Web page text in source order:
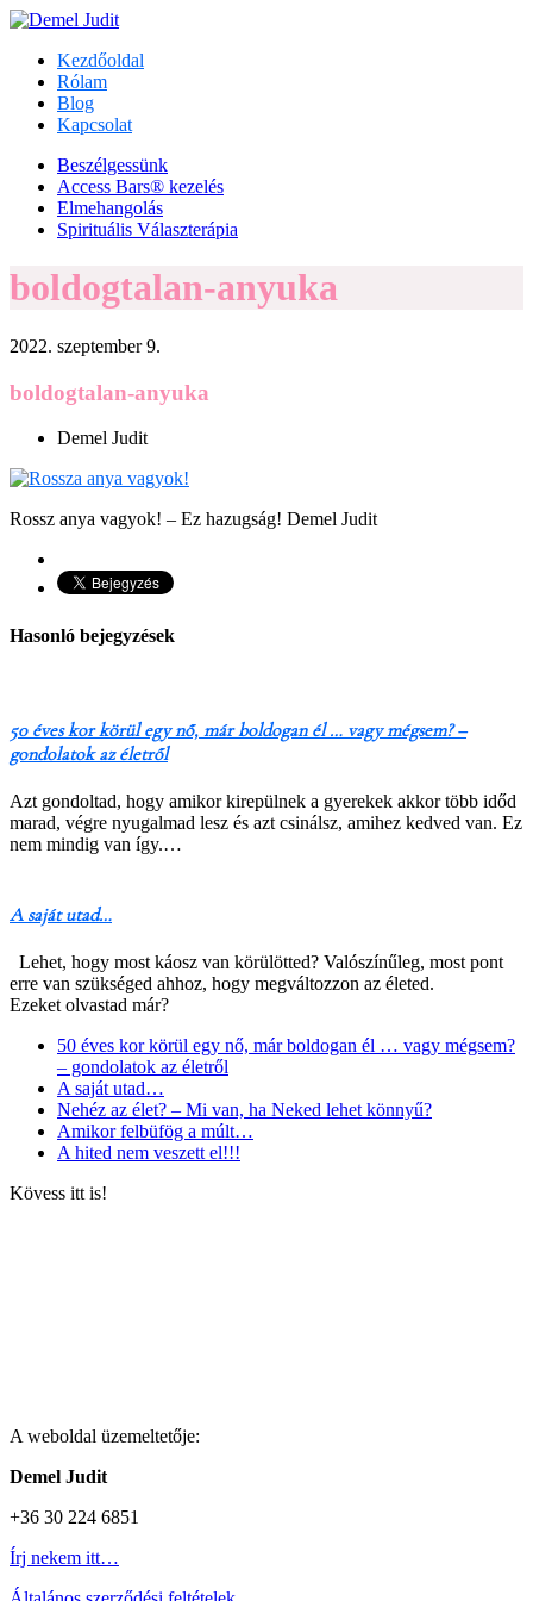
Kezdőoldal
Rólam
Blog
Kapcsolat
Beszélgessünk
Access Bars® kezelés
Elmehangolás
Spirituális Választerápia
boldogtalan-anyuka
2022. szeptember 9.
boldogtalan-anyuka
Demel Judit
Rossz anya vagyok! – Ez hazugság! Demel Judit
Hasonló bejegyzések
50 éves kor körül egy nő, már boldogan él … vagy mégsem? –
gondolatok az életről
Azt gondoltad, hogy amikor kirepülnek a gyerekek akkor több időd
marad, végre nyugalmad lesz és azt csinálsz, amihez kedved van. Ez
nem mindig van így.…
A saját utad…
Lehet, hogy most káosz van körülötted? Valószínűleg, most pont
erre van szükséged ahhoz, hogy megváltozzon az életed.
Ezeket olvastad már?
50 éves kor körül egy nő, már boldogan él … vagy mégsem?
– gondolatok az életről
A saját utad…
Nehéz az élet? – Mi van, ha Neked lehet könnyű?
Amikor felbüfög a múlt…
A hited nem veszett el!!!
Kövess itt is!
A weboldal üzemeltetője:
Demel Judit
+36 30 224 6851
Írj nekem itt…